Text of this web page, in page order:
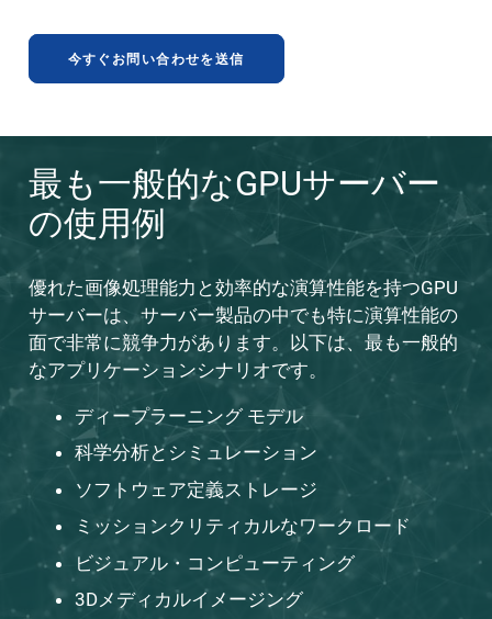
今すぐお問い合わせを送信
最も一般的なGPUサーバー
の使用例
優れた画像処理能力と効率的な演算性能を持つGPU
サーバーは、サーバー製品の中でも特に演算性能の
面で非常に競争力があります。以下は、最も一般的
なアプリケーションシナリオです。
ディープラーニングモデル
科学分析とシミュレーション
ソフトウェア定義ストレージ
ミッションクリティカルなワークロード
ビジュアル・コンピューティング
3Dメディカルイメージング